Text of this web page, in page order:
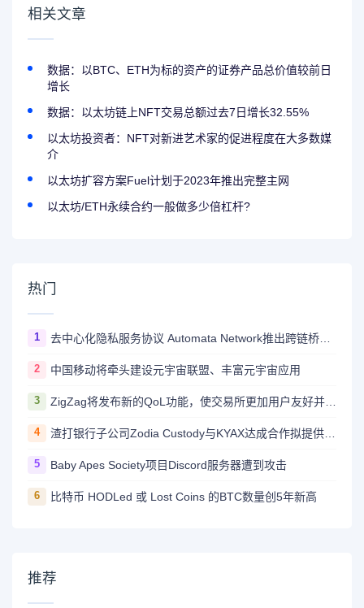
相关文章
数据：以BTC、ETH为标的资产的证券产品总价值较前日
增长
数据：以太坊链上NFT交易总额过去7日增长32.55%
以太坊投资者：NFT对新进艺术家的促进程度在大多数媒
介
以太坊扩容方案Fuel计划于2023年推出完整主网
以太坊/ETH永续合约一般做多少倍杠杆?
热门
1 去中心化隐私服务协议 Automata Network推出跨链桥Carrier
2 中国移动将牵头建设元宇宙联盟、丰富元宇宙应用
3 ZigZag将发布新的QoL功能，使交易所更加用户友好并与CEX竞争
4 渣打银行子公司Zodia Custody与KYAX达成合作拟提供基于审计、业务和监管报告的加密托管服务
5 Baby Apes Society项目Discord服务器遭到攻击
6 比特币 HODLed 或 Lost Coins 的BTC数量创5年新高
推荐